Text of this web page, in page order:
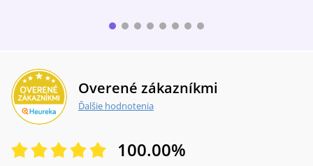
Overené zákazníkmi
Ďalšie hodnotenia
100.00%